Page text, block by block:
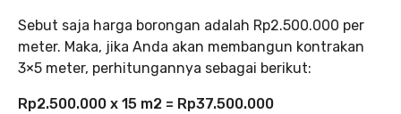
Sebut saja harga borongan adalah Rp2.500.000 per
meter. Maka, jika Anda akan membangun kontrakan
3×5 meter, perhitungannya sebagai berikut:
Rp2.500.000 x 15 m2 = Rp37.500.000